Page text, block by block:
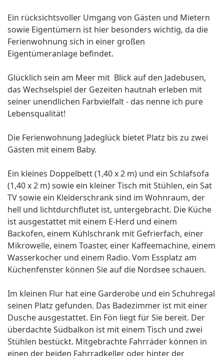
Ein rücksichtsvoller Umgang von Gästen und Mietern
sowie Eigentümern ist hier besonders wichtig, da die
Ferienwohnung sich in einer großen
Eigentümeranlage befindet.
Glücklich sein am Meer mit Blick auf den Jadebusen,
das Wechselspiel der Gezeiten hautnah erleben mit
seiner unendlichen Farbvielfalt - das nenne ich pure
Lebensqualität!
Die Ferienwohnung Jadeglück bietet Platz bis zu zwei
Gästen mit einem Baby.
Ein kleines Doppelbett (1,40 x 2 m) und ein Schlafsofa
(1,40 x 2 m) sowie ein kleiner Tisch mit Stühlen, ein Sat
TV sowie ein Kleiderschrank sind im Wohnraum, der
hell und lichtdurchflutet ist, untergebracht. Die Küche
ist ausgestattet mit einem E-Herd und einem
Backofen, einem Kühlschrank mit Gefrierfach, einer
Mikrowelle, einem Toaster, einer Kaffeemachine, einem
Wasserkocher und einem Radio. Vom Essplatz am
Küchenfenster können Sie auf die Nordsee schauen.
Im kleinen Flur hat eine Garderobe und ein Schuhregal
seinen Platz gefunden. Das Badezimmer ist mit einer
Dusche ausgestattet. Ein Fön liegt für Sie bereit. Der
überdachte Südbalkon ist mit einem Tisch und zwei
Stühlen bestückt. Mitgebrachte Fahrräder können in
einen der beiden Fahrradkeller oder hinter der